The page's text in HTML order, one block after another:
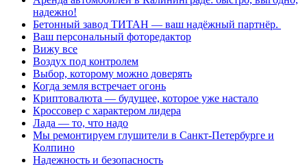
надежно!
Бетонный завод ТИТАН — ваш надёжный партнёр.
Ваш персональный фоторедактор
Вижу все
Воздух под контролем
Выбор, которому можно доверять
Когда земля встречает огонь
Криптовалюта — будущее, которое уже настало
Кроссовер с характером лидера
Лада — то, что надо
Мы ремонтируем глушители в Санкт-Петербурге и
Колпино
Надежность и безопасность